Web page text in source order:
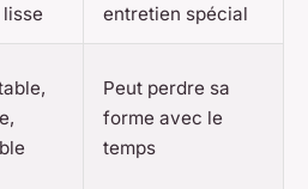
entretien spécial
Peut perdre sa
forme avec le
temps